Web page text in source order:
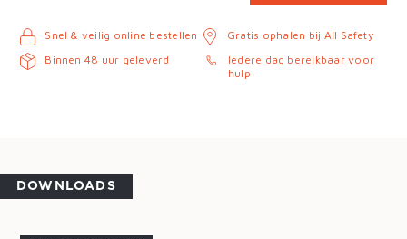
Snel & veilig online bestellen
Binnen 48 uur geleverd
Gratis ophalen bij All Safety
Iedere dag bereikbaar voor
hulp
DOWNLOADS